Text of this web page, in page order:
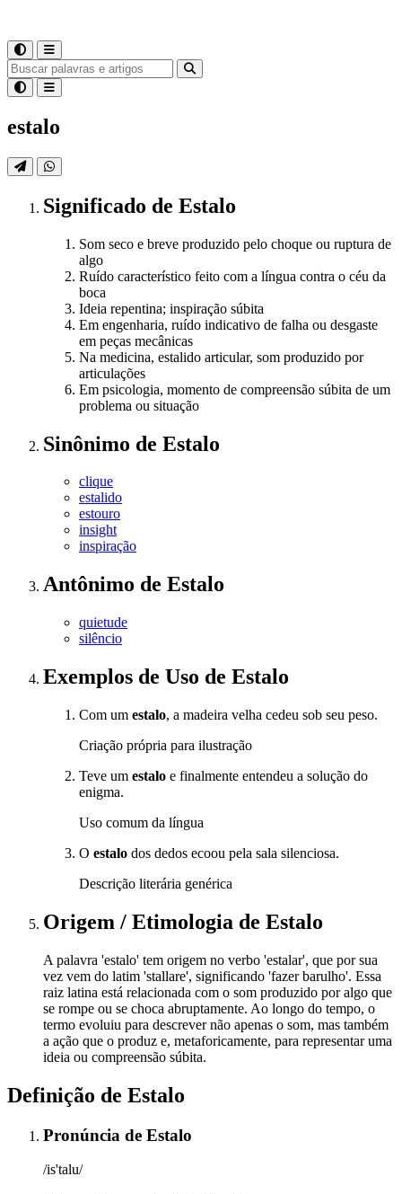
estalo
Significado de Estalo
Som seco e breve produzido pelo choque ou ruptura de
algo
Ruído característico feito com a língua contra o céu da
boca
Ideia repentina; inspiração súbita
Em engenharia, ruído indicativo de falha ou desgaste
em peças mecânicas
Na medicina, estalido articular, som produzido por
articulações
Em psicologia, momento de compreensão súbita de um
problema ou situação
Sinônimo de Estalo
clique
estalido
estouro
insight
inspiração
Antônimo de Estalo
quietude
silêncio
Exemplos de Uso de Estalo
Com um estalo, a madeira velha cedeu sob seu peso.
Criação própria para ilustração
Teve um estalo e finalmente entendeu a solução do
enigma.
Uso comum da língua
O estalo dos dedos ecoou pela sala silenciosa.
Descrição literária genérica
Origem / Etimologia de Estalo
A palavra 'estalo' tem origem no verbo 'estalar', que por sua
vez vem do latim 'stallare', significando 'fazer barulho'. Essa
raiz latina está relacionada com o som produzido por algo que
se rompe ou se choca abruptamente. Ao longo do tempo, o
termo evoluiu para descrever não apenas o som, mas também
a ação que o produz e, metaforicamente, para representar uma
ideia ou compreensão súbita.
Definição de Estalo
Pronúncia de Estalo
/is'talu/